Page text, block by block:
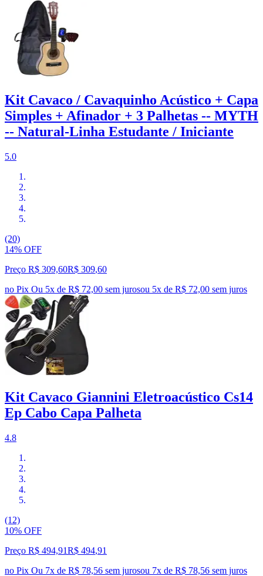
Kit Cavaco / Cavaquinho Acústico + Capa
Simples + Afinador + 3 Palhetas -- MYTH
-- Natural-Linha Estudante / Iniciante
5.0
(20)
14% OFF
Preço R$ 309,60R$ 309,60
no Pix Ou 5x de R$ 72,00 sem jurosou 5x de R$ 72,00 sem juros
Kit Cavaco Giannini Eletroacústico Cs14
Ep Cabo Capa Palheta
4.8
(12)
10% OFF
Preço R$ 494,91R$ 494,91
no Pix Ou 7x de R$ 78,56 sem jurosou 7x de R$ 78,56 sem juros